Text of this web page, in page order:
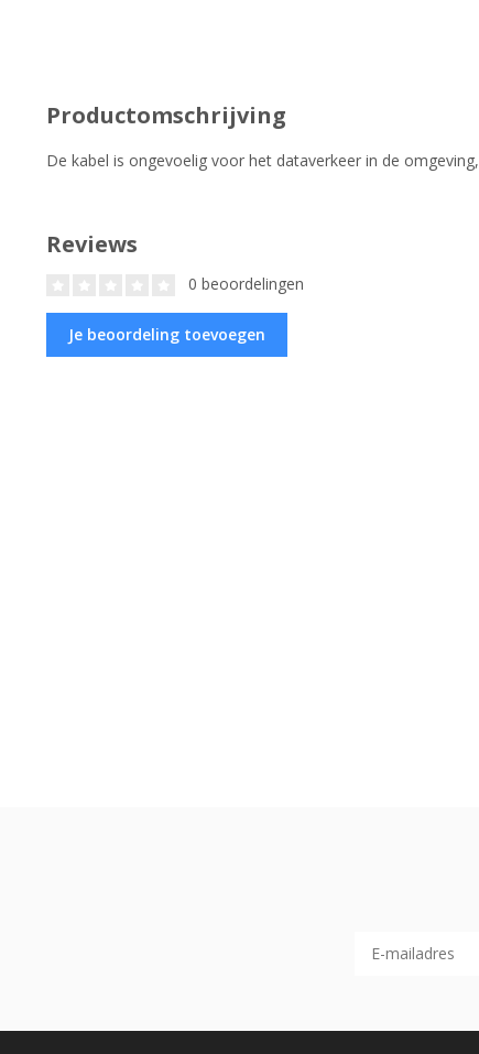
Productomschrijving
De kabel is ongevoelig voor het dataverkeer in de
Reviews
0 beoordelingen
Je beoordeling toevoegen